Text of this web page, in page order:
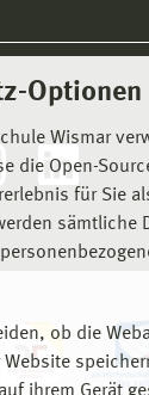
Optionen
Wismar
die Open-
für Sie
sämtliche
ob die
Website